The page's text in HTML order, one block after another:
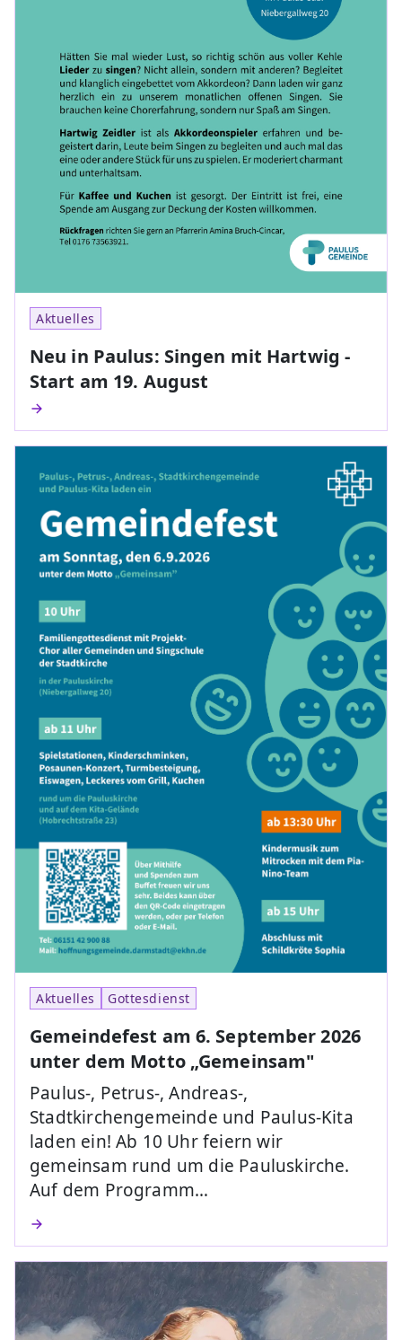
Aktuelles
Neu in Paulus: Singen mit Hartwig -
Start am 19. August
Aktuelles Gottesdienst
Gemeindefest am 6. September 2026
unter dem Motto „Gemeinsam"
Paulus-, Petrus-, Andreas-,
Stadtkirchengemeinde und Paulus-Kita
laden ein! Ab 10 Uhr feiern wir
gemeinsam rund um die Pauluskirche.
Auf dem Programm…